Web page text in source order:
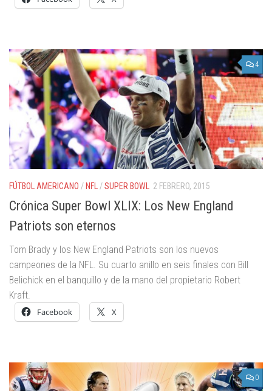
4
FÚTBOL AMERICANO / NFL /SUPER BOWL 2 FEBRERO, 2015
Crónica Super Bowl XLIX: Los New England
Patriots son eternos
Tom Brady y los New England Patriots son los nuevos
campeones de la NFL. Su cuarto anillo en seis finales con Bill
Belichick en el banquillo y de la mano del propietario Robert
Kraft.
Facebook X
0